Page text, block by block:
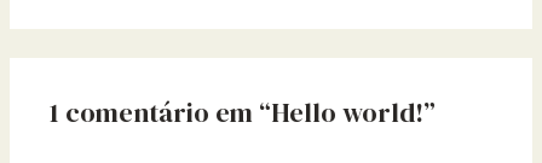
1 comentário em “Hello world!”